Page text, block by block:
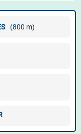
(800 m)